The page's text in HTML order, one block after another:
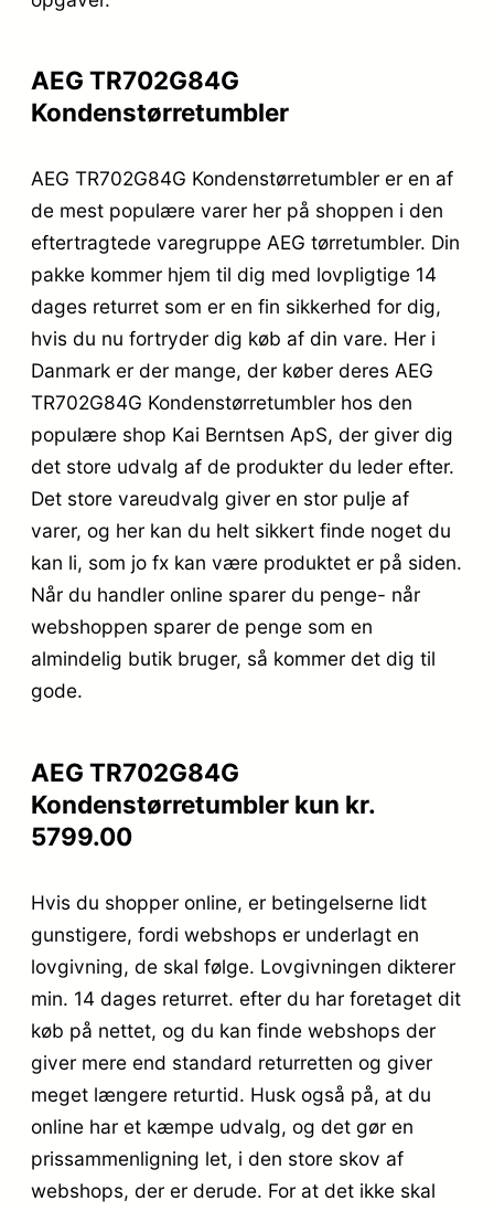
AEG TR702G84G
Kondenstørretumbler
AEG TR702G84G Kondenstørretumbler er en af
de mest populære varer her på shoppen i den
eftertragtede varegruppe AEG tørretumbler. Din
pakke kommer hjem til dig med lovpligtige 14
dages returret som er en fin sikkerhed for dig,
hvis du nu fortryder dig køb af din vare. Her i
Danmark er der mange, der køber deres AEG
TR702G84G Kondenstørretumbler hos den
populære shop Kai Berntsen ApS, der giver dig
det store udvalg af de produkter du leder efter.
Det store vareudvalg giver en stor pulje af
varer, og her kan du helt sikkert finde noget du
kan li, som jo fx kan være produktet er på siden.
Når du handler online sparer du penge- når
webshoppen sparer de penge som en
almindelig butik bruger, så kommer det dig til
gode.
AEG TR702G84G
Kondenstørretumbler kun kr.
5799.00
Hvis du shopper online, er betingelserne lidt
gunstigere, fordi webshops er underlagt en
lovgivning, de skal følge. Lovgivningen dikterer
min. 14 dages returret. efter du har foretaget dit
køb på nettet, og du kan finde webshops der
giver mere end standard returretten og giver
meget længere returtid. Husk også på, at du
online har et kæmpe udvalg, og det gør en
prissammenligning let, i den store skov af
webshops, der er derude. For at det ikke skal